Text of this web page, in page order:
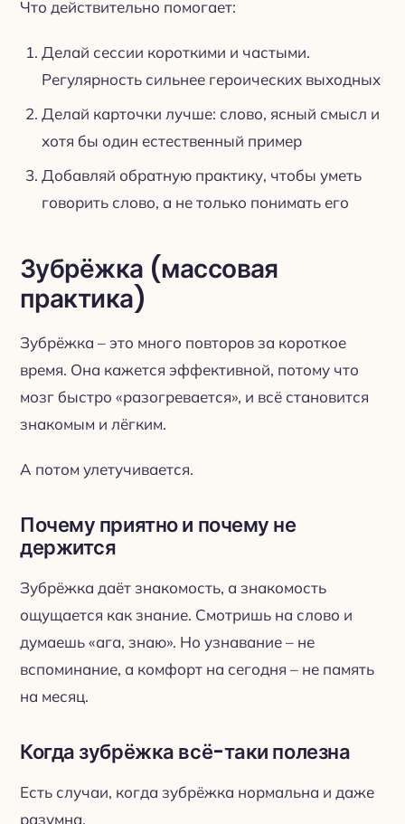
Что действительно помогает:
Делай сессии короткими и частыми.
Регулярность сильнее героических выходных
Делай карточки лучше: слово, ясный смысл и
хотя бы один естественный пример
Добавляй обратную практику, чтобы уметь
говорить слово, а не только понимать его
Зубрёжка (массовая
практика)
Зубрёжка – это много повторов за короткое
время. Она кажется эффективной, потому что
мозг быстро «разогревается», и всё становится
знакомым и лёгким.
А потом улетучивается.
Почему приятно и почему не
держится
Зубрёжка даёт знакомость, а знакомость
ощущается как знание. Смотришь на слово и
думаешь «ага, знаю». Но узнавание – не
вспоминание, а комфорт на сегодня – не память
на месяц.
Когда зубрёжка всё-таки полезна
Есть случаи, когда зубрёжка нормальна и даже
разумна.